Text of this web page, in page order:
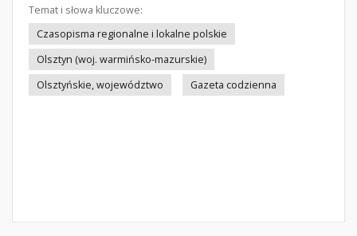
Temat i słowa kluczowe:
Czasopisma regionalne i lokalne polskie
Olsztyn (woj. warmińsko-mazurskie)
Olsztyńskie, województwo
Gazeta codzienna